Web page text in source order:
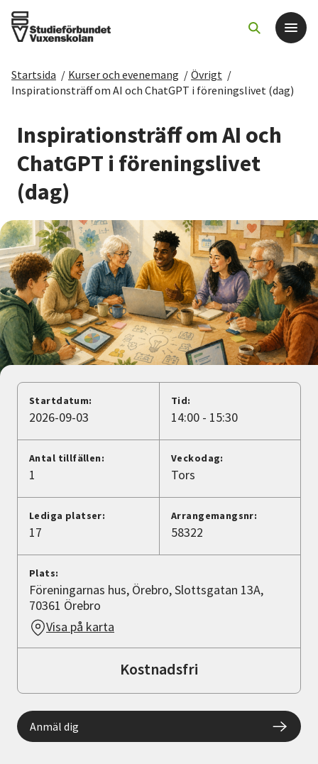
Det här gör vi
För dig som
Sök kurser och evenemang
Starta studiecirkel
Cirkelledare
Nyheter
Avdelningar
Lyssna
Startsida / Kurser och evenemang / Övrigt /
Inspirationsträff om AI och ChatGPT i föreningslivet (dag)
Inspirationsträff om AI och
ChatGPT i föreningslivet
(dag)
Startdatum:
2026-09-03
Tid:
14:00 - 15:30
Antal tillfällen:
1
Veckodag:
Tors
Lediga platser:
17
Arrangemangsnr:
58322
Plats:
Föreningarnas hus, Örebro, Slottsgatan 13A,
70361 Örebro
Visa på karta
Kostnadsfri
Anmäl dig